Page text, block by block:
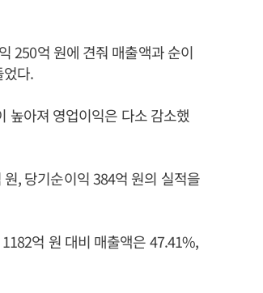
250억 원에 견줘 매출액과 순이
다.
높아져 영업이익은 다소 감소했
, 당기순이익 384억 원의 실적을
억 원 대비 매출액은 47.41%,